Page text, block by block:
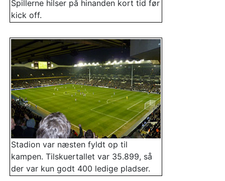
Spillerne hilser på hinanden kort tid før
kick off.
Stadion var næsten fyldt op til
kampen. Tilskuertallet var 35.899, så
der var kun godt 400 ledige pladser.